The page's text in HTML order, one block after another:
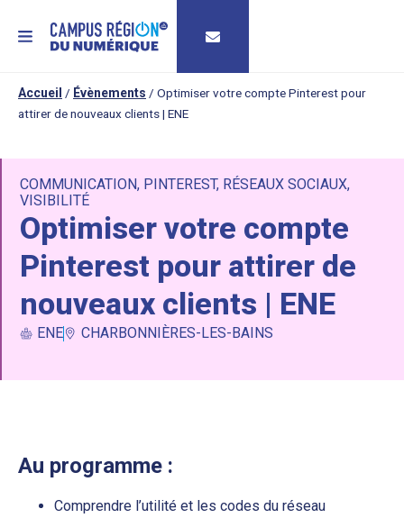
MENU
Accueil / Évènements / Optimiser votre compte Pinterest pour
attirer de nouveaux clients | ENE
COMMUNICATION, PINTEREST, RÉSEAUX SOCIAUX,
VISIBILITÉ
Optimiser votre compte
Pinterest pour attirer de
nouveaux clients | ENE
ENE CHARBONNIÈRES-LES-BAINS
Au programme :
Comprendre l’utilité et les codes du réseau